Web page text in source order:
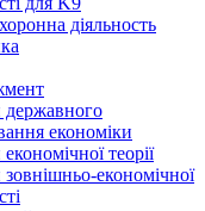
діяльность
економіки
теорії
економічної